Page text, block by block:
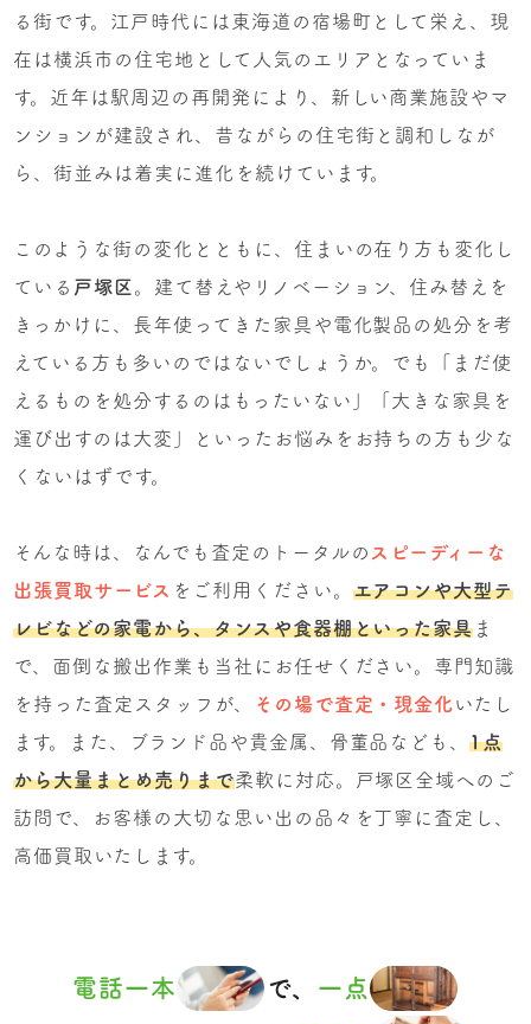
る街です。江戸時代には東海道の宿場町として栄え、現
在は横浜市の住宅地として人気のエリアとなっていま
す。近年は駅周辺の再開発により、新しい商業施設やマ
ンションが建設され、昔ながらの住宅街と調和しなが
ら、街並みは着実に進化を続けています。
このような街の変化とともに、住まいの在り方も変化し
ている 戸塚区。建て替えやリノベーション、住み替えを
きっかけに、長年使ってきた家具や電化製品の処分を考
えている方も多いのではないでしょうか。でも「まだ使
えるものを処分するのはもったいない」「大きな家具を
運び出すのは大変」といったお悩みをお持ちの方も少な
くないはずです。
そんな時は、なんでも査定のトータルの スピーディーな
出張買取サービス をご利用ください。 エアコンや大型テ
レビなどの家電から、タンスや食器棚といった家具 ま
で、面倒な搬出作業も当社にお任せください。専門知識
を持った査定スタッフが、
その場で査定・現金化 いたし
ます。また、ブランド品や貴金属、骨董品なども、1点
から大量まとめ売りまで柔軟に対応。戸塚区全域へのご
訪問で、お客様の大切な思い出の品々を丁寧に査定し、
高価買取いたします。
電話一本 で、 一点